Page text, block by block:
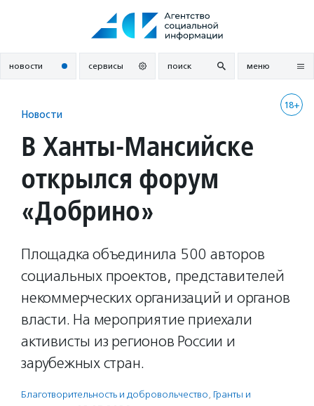
новости сервисы поиск меню
18+
Новости
В Ханты-Мансийске
открылся форум
«Добрино»
Площадка объединила 500 авторов
социальных проектов, представителей
некоммерческих организаций и органов
власти. На мероприятие приехали
активисты из регионов России и
зарубежных стран.
Благотвори­тель­ность и доброволь­чест­во, Гранты и